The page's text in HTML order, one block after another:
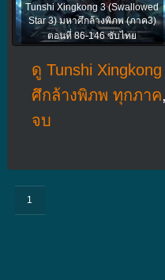
Tunshi Xingkong 3 (Swallowed
Star 3) มหาศึกล้างพิภพ (ภาค3)
ตอนที่ 86-146 ซับไทย
ดู Tunshi
ศึกล้างพิภพ ทุกภาค,
จบ
1